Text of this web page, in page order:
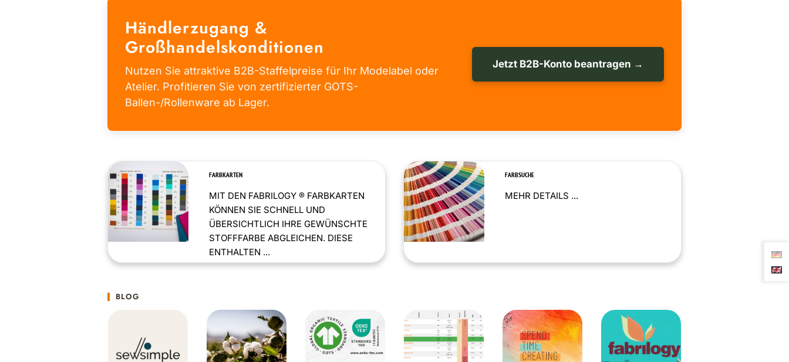
Händlerzugang &
Großhandelskonditionen
Nutzen Sie attraktive B2B-Staffelpreise für Ihr Modelabel oder
Atelier. Profitieren Sie von zertifizierter GOTS-
Ballen-/Rollenware ab Lager.
Jetzt B2B-Konto beantragen →
FARBKARTEN
MIT DEN FABRILOGY ® FARBKARTEN
KÖNNEN SIE SCHNELL UND
ÜBERSICHTLICH IHRE GEWÜNSCHTE
STOFFFARBE ABGLEICHEN. DIESE
ENTHALTEN ...
FARBSUCHE
MEHR DETAILS ...
BLOG